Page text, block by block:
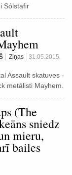
Sólstafir
Ziņas
31.05.2015.
Assault skatuves -
metālisti Mayhem.
(The
sniedz
mieru,
bailes